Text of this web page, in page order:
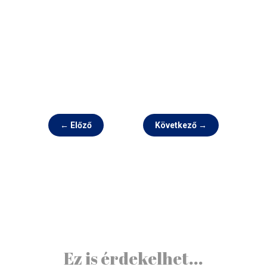
← Előző Következő →
Ez is érdekelhet...